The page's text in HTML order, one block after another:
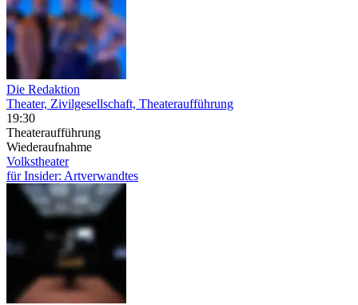
Die Redaktion
Theater, Zivilgesellschaft, Theateraufführung
19:30
Theateraufführung
Wiederaufnahme
Volkstheater
für Insider: Artverwandtes